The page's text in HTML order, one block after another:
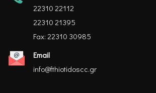
22310 22112
22310 21395
Fax: 22310 30985
Email
info@fthiotidoscc.gr